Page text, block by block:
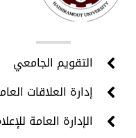
التقويم الجامعي
إدارة العلاقات
الإدارة العامة